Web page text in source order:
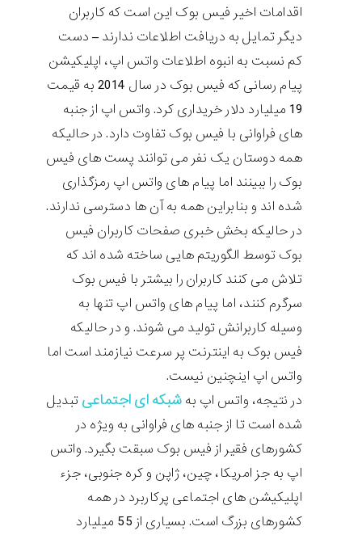
اقدامات اخیر فیس بوک این است که کاربران
دیگر تمایل به دریافت اطلاعات ندارند – دست
کم نسبت به انبوه اطلاعات واتس اپ، اپلیکیشن
پیام رسانی که فیس بوک در سال 2014 به قیمت
19 میلیارد دلار خریداری کرد. واتس اپ از جنبه
های فراوانی با فیس بوک تفاوت دارد. در حالیکه
همه دوستان یک نفر می توانند پست های فیس
بوک را ببینند اما پیام های واتس اپ رمزگذاری
شده اند و بنابراین همه به آن ها دسترسی ندارند.
در حالیکه بخش خبری صفحات کاربران فیس
بوک توسط الگوریتم هایی ساخته شده اند که
تلاش می کنند کاربران را بیشتر با فیس بوک
سرگرم کنند، اما پیام های واتس اپ تنها به
وسیله کاربرانش تولید می شوند. و در حالیکه
فیس بوک به اینترنت پر سرعت نیازمند است اما
واتس اپ اینچنین نیست.
در نتیجه، واتس اپ به شبکه ای اجتماعی تبدیل
شده است تا از جنبه های فراوانی به ویژه در
کشورهای فقیر از فیس بوک سبقت بگیرد. واتس
اپ به جز امریکا، چین، ژاپن و کره جنوبی، جزء
اپلیکیشن های اجتماعی پرکاربرد در همه
کشورهای بزرگ است. بسیاری از 55 میلیارد